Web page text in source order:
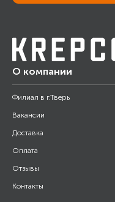
О компании
Филиал в г.Тверь
Вакансии
Доставка
Оплата
Отзывы
Контакты